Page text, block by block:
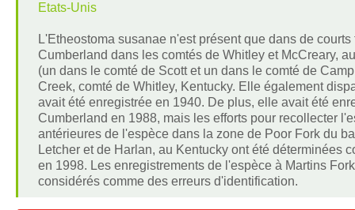
Etats-Unis
L'Etheostoma susanae n'est présent que dans de
Cumberland dans les comtés de Whitley et McCreary,
(un dans le comté de Scott et un dans le comté de
Creek, comté de Whitley, Kentucky. Elle également
avait été enregistrée en 1940. De plus, elle avait été
Cumberland en 1988, mais les efforts pour recollecter
antérieures de l'espèce dans la zone de Poor Fork du
Letcher et de Harlan, au Kentucky ont été déterminées
en 1998. Les enregistrements de l'espèce à Martins
considérés comme des erreurs d'identification.